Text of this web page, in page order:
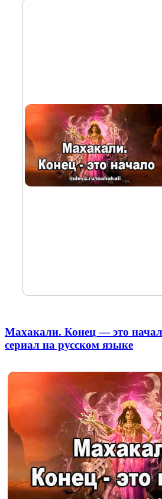
Махакали. Конец — это
сериал на русском языке